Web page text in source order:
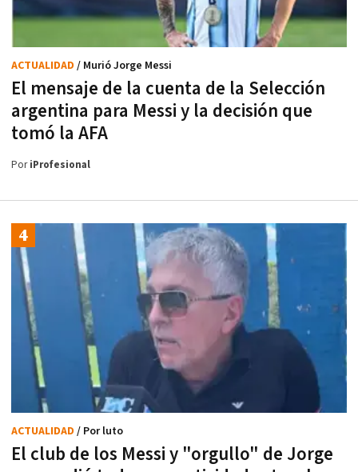
El mensaje de la cuenta de la Selección
argentina para Messi y la decisión que
tomó la AFA
ACTUALIDAD / Murió Jorge Messi
PoriProfesional
El club de los Messi y "orgullo" de Jorge
ACTUALIDAD / Por luto